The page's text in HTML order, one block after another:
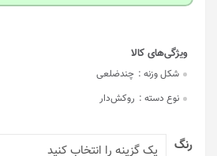
شکل وزنه : چندضلعی
نوع دسته : روکش‌دار
رنگ